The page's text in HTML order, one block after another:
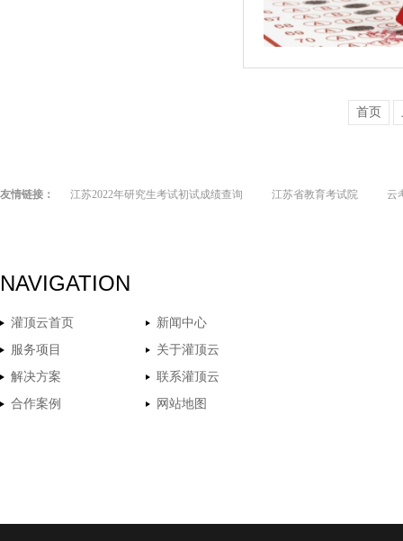
首页
友情链接： 江苏2022年研究生考试初试成绩查询 江苏省教育考试院 云
NAVIGATION
灌顶云首页
新闻中心
服务项目
关于灌顶云
解决方案
联系灌顶云
合作案例
网站地图